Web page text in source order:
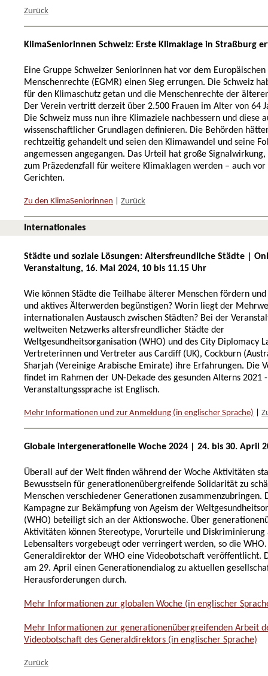
Zurück
KlimaSeniorinnen Schweiz: Erste Klimaklage in Straßburg
Eine Gruppe Schweizer Seniorinnen hat vor dem
Menschenrechte (EGMR) einen Sieg errungen. Die Schweiz
für den Klimaschutz getan und die Menschenrechte der
Der Verein vertritt derzeit über 2.500 Frauen im Alter von 64
Die Schweiz muss nun ihre Klimaziele nachbessern und diese
wissenschaftlicher Grundlagen definieren. Die Behörden
rechtzeitig gehandelt und seien den Klimawandel und seine
angemessen angegangen. Das Urteil hat große Signalwirkung,
zum Präzedenzfall für weitere Klimaklagen werden – auch
Gerichten.
Zu den KlimaSeniorinnen Zurück
Internationales
Städte und soziale Lösungen: Altersfreundliche Städte |
Veranstaltung, 16. Mai 2024, 10 bis 11.15 Uhr
Wie können Städte die Teilhabe älterer Menschen fördern und
und aktives Älterwerden begünstigen? Worin liegt der
internationalen Austausch zwischen Städten? Bei der
weltweiten Netzwerks altersfreundlicher Städte der
Weltgesundheitsorganisation (WHO) und des City Diplomacy
Vertreterinnen und Vertreter aus Cardiff (UK), Cockburn
Sharjah (Vereinige Arabische Emirate) ihre Erfahrungen. Die
findet im Rahmen der UN-Dekade des gesunden Alterns 2021
Veranstaltungssprache ist Englisch.
Mehr Informationen und zur Anmeldung (in englischer Sprache)
Globale intergenerationelle Woche 2024 | 24. bis 30. April
Überall auf der Welt finden während der Woche Aktivitäten
Bewusstsein für generationenübergreifende Solidarität zu
Menschen verschiedener Generationen zusammenzubringen.
Kampagne zur Bekämpfung von Ageism der
(WHO) beteiligt sich an der Aktionswoche. Über
Aktivitäten können Stereotype, Vorurteile und Diskriminierung
Lebensalters vorgebeugt oder verringert werden, so die
Generaldirektor der WHO eine Videobotschaft veröffentlicht.
am 29. April einen Generationendialog zu aktuellen
Herausforderungen durch.
Mehr Informationen zur globalen Woche (in englischer
Mehr Informationen zur generationenübergreifenden Arbeit
Videobotschaft des Generaldirektors (in englischer Sprache)
Zurück